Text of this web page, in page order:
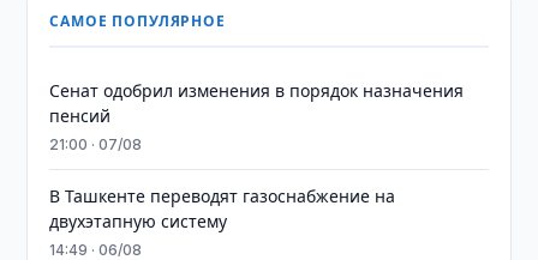
САМОЕ ПОПУЛЯРНОЕ
Сенат одобрил изменения в порядок назначения
пенсий
21:00 · 07/08
В Ташкенте переводят газоснабжение на
двухэтапную систему
14:49 · 06/08